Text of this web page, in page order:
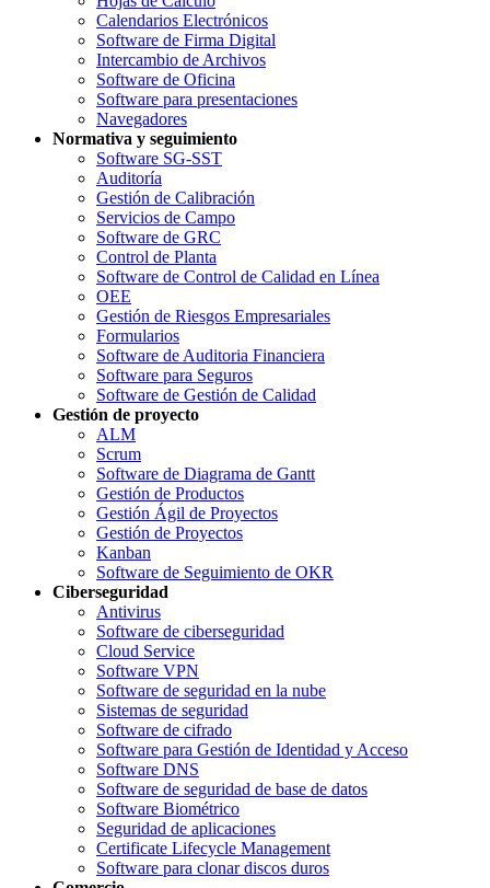
Calendarios Electrónicos
Software de Firma Digital
Intercambio de Archivos
Software de Oficina
Software para presentaciones
Navegadores
Normativa y seguimiento
Software SG-SST
Auditoría
Gestión de Calibración
Servicios de Campo
Software de GRC
Control de Planta
Software de Control de Calidad en Línea
OEE
Gestión de Riesgos Empresariales
Formularios
Software de Auditoria Financiera
Software para Seguros
Software de Gestión de Calidad
Gestión de proyecto
ALM
Scrum
Software de Diagrama de Gantt
Gestión de Productos
Gestión Ágil de Proyectos
Gestión de Proyectos
Kanban
Software de Seguimiento de OKR
Ciberseguridad
Antivirus
Software de ciberseguridad
Cloud Service
Software VPN
Software de seguridad en la nube
Sistemas de seguridad
Software de cifrado
Software para Gestión de Identidad y Acceso
Software DNS
Software de seguridad de base de datos
Software Biométrico
Seguridad de aplicaciones
Certificate Lifecycle Management
Software para clonar discos duros